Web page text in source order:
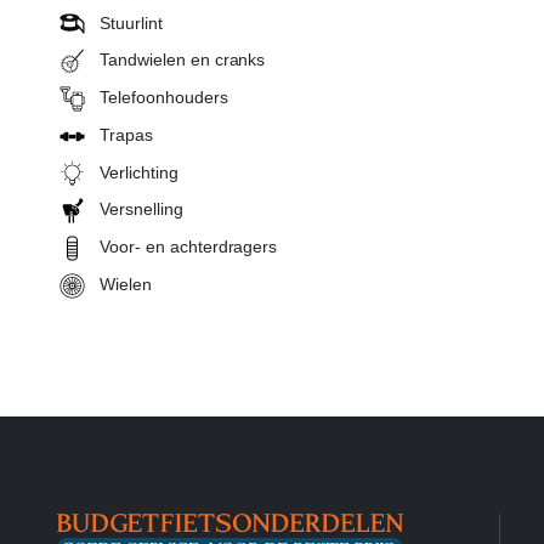
Stuurlint
Tandwielen en cranks
Telefoonhouders
Trapas
Verlichting
Versnelling
Voor- en achterdragers
Wielen